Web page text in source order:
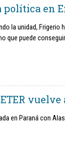
política en
la unidad, Frigerio
que puede
vuelve
en Paraná con